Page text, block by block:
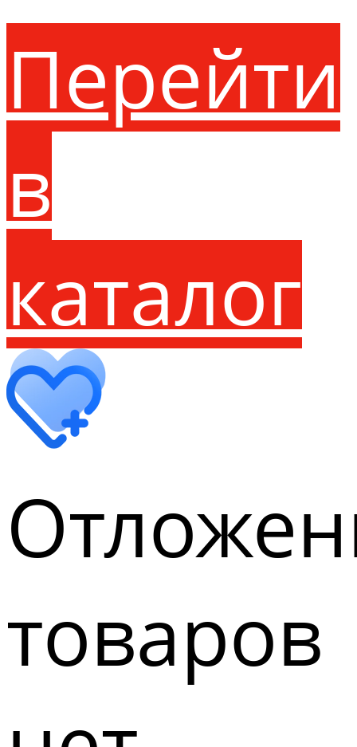
Перейти
в
каталог
товаров